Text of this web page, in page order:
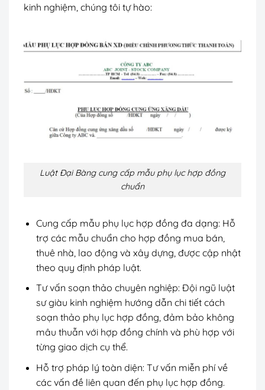
kinh nghiệm, chúng tôi tự hào:
Luật Đại Bàng cung cấp mẫu phụ lục hợp đồng
chuẩn
Cung cấp mẫu phụ lục hợp đồng đa dạng: Hỗ
trợ các mẫu chuẩn cho hợp đồng mua bán,
thuê nhà, lao động và xây dựng, được cập nhật
theo quy định pháp luật.
Tư vấn soạn thảo chuyên nghiệp: Đội ngũ luật
sư giàu kinh nghiệm hướng dẫn chi tiết cách
soạn thảo phụ lục hợp đồng, đảm bảo không
mâu thuẫn với hợp đồng chính và phù hợp với
từng giao dịch cụ thể.
Hỗ trợ pháp lý toàn diện: Tư vấn miễn phí về
các vấn đề liên quan đến phụ lục hợp đồng.